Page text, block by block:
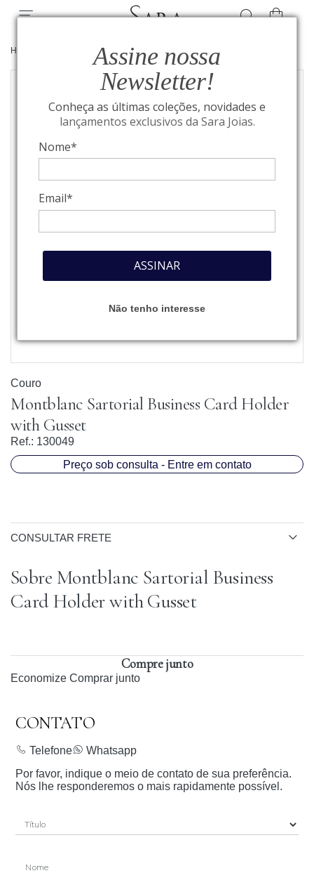
Assine nossa
Newsletter!
Conheça as últimas coleções, novidades e
lançamentos exclusivos da Sara Joias.
Nome*
Email*
ASSINAR
Não tenho interesse
HOME MONTBLANC /COURO
Couro
Montblanc Sartorial Business Card Holder
with Gusset
Ref.: 130049
Preço sob consulta - Entre em contato
CONSULTAR FRETE
Sobre Montblanc Sartorial Business
Card Holder with Gusset
Compre junto
Economize Comprar junto
CONTATO
Telefone
Whatsapp
Por favor, indique o meio de contato de sua preferência.
Nós lhe responderemos o mais rapidamente possível.
Nome